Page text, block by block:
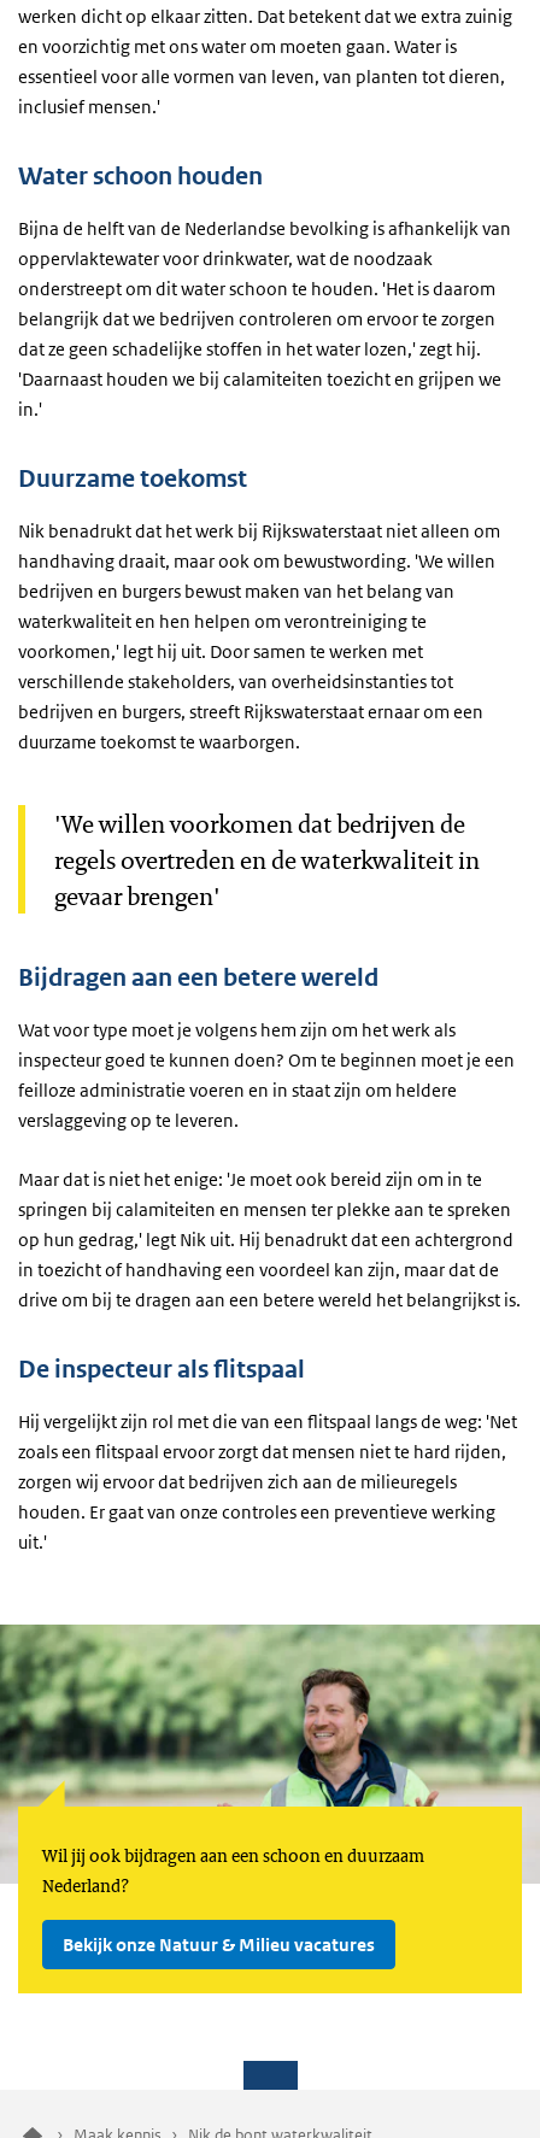
werken dicht op elkaar zitten. Dat betekent dat we extra zuinig
en voorzichtig met ons water om moeten gaan. Water is
essentieel voor alle vormen van leven, van planten tot dieren,
inclusief mensen.'
Water schoon houden
Bijna de helft van de Nederlandse bevolking is afhankelijk van
oppervlaktewater voor drinkwater, wat de noodzaak
onderstreept om dit water schoon te houden. 'Het is daarom
belangrijk dat we bedrijven controleren om ervoor te zorgen
dat ze geen schadelijke stoffen in het water lozen,' zegt hij.
'Daarnaast houden we bij calamiteiten toezicht en grijpen we
in.'
Duurzame toekomst
Nik benadrukt dat het werk bij Rijkswaterstaat niet alleen om
handhaving draait, maar ook om bewustwording. 'We willen
bedrijven en burgers bewust maken van het belang van
waterkwaliteit en hen helpen om verontreiniging te
voorkomen,' legt hij uit. Door samen te werken met
verschillende stakeholders, van overheidsinstanties tot
bedrijven en burgers, streeft Rijkswaterstaat ernaar om een
duurzame toekomst te waarborgen.
'We willen voorkomen dat bedrijven de
regels overtreden en de waterkwaliteit in
gevaar brengen'
Bijdragen aan een betere wereld
Wat voor type moet je volgens hem zijn om het werk als
inspecteur goed te kunnen doen? Om te beginnen moet je een
feilloze administratie voeren en in staat zijn om heldere
verslaggeving op te leveren.
Maar dat is niet het enige: 'Je moet ook bereid zijn om in te
springen bij calamiteiten en mensen ter plekke aan te spreken
op hun gedrag,' legt Nik uit. Hij benadrukt dat een achtergrond
in toezicht of handhaving een voordeel kan zijn, maar dat de
drive om bij te dragen aan een betere wereld het belangrijkst is.
De inspecteur als flitspaal
Hij vergelijkt zijn rol met die van een flitspaal langs de weg: 'Net
zoals een flitspaal ervoor zorgt dat mensen niet te hard rijden,
zorgen wij ervoor dat bedrijven zich aan de milieuregels
houden. Er gaat van onze controles een preventieve werking
uit.'
Wil jij ook bijdragen aan een schoon en duurzaam
Nederland?
Bekijk onze Natuur & Milieu vacatures